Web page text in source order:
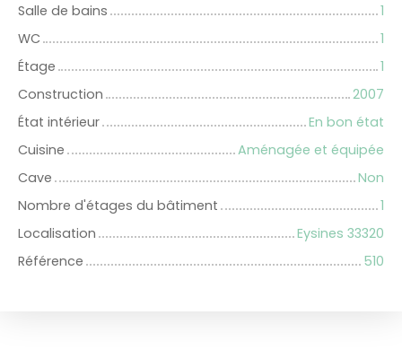
Salle de bains
1
WC
1
Étage
1
Construction
2007
État intérieur
En bon état
Cuisine
Aménagée et équipée
Cave
Non
Nombre d'étages du bâtiment
1
Localisation
Eysines 33320
Référence
510